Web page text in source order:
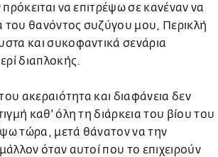
να επιτρέψω σε κανέναν να
του θανόντος συζύγου μου, Περικλή
και συκοφαντικά σενάρια
διαπλοκής.
ακεραιότητα και διαφάνεια δεν
καθ' όλη τη διάρκεια του βίου του
τώρα, μετά θάνατον να την
όταν αυτοί που το επιχειρούν